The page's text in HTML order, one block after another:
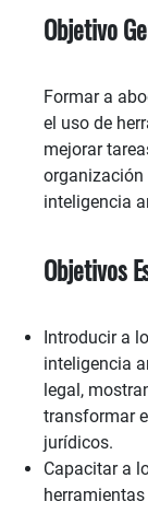
Objetivo
Formar a
el uso de
mejorar
organización
inteligencia
Objetivos
Introducir a
inteligencia
legal,
transformar
jurídicos.
Capacitar a